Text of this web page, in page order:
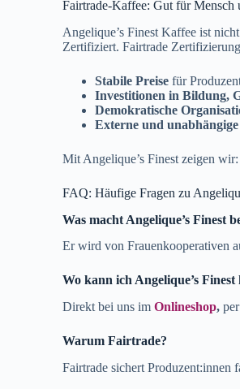
Fairtrade-Kaffee: Gut für Mensch
Angelique’s Finest Kaffee ist
Zertifiziert. Fairtrade
Stabile Preise für
Investitionen in Bildung,
Demokratische
Externe und
Mit Angelique’s Finest zeigen
FAQ: Häufige Fragen zu
Was macht Angelique’s Finest
Er wird von Frauenkooperativen
Wo kann ich Angelique’s Finest
Direkt bei uns imOnlineshop,
Warum Fairtrade?
Fairtrade sichert Produzent:innen